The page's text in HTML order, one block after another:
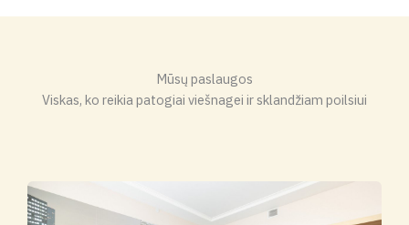
Mūsų paslaugos
Viskas, ko reikia patogiai viešnagei ir sklandžiam poilsiui